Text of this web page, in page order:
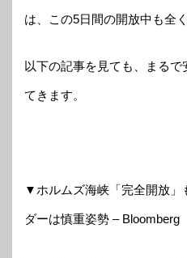
は、この5日間の開放中も全
以下の記事を見ても、まる
てきます。
▼ホルムズ海峡「完全開放」
ダーは慎重姿勢 – Bloomberg